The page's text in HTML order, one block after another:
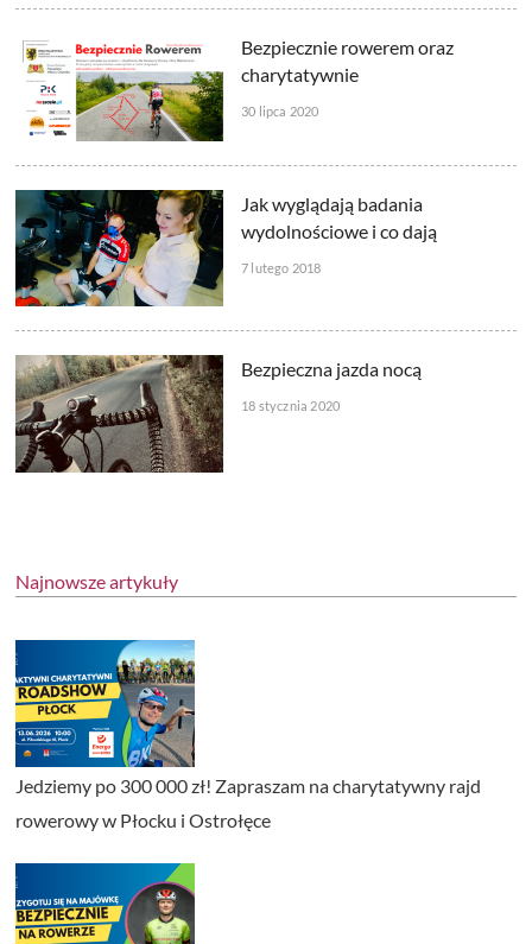
Bezpiecznie rowerem oraz
charytatywnie
30 lipca 2020
Jak wyglądają badania
wydolnościowe i co dają
7 lutego 2018
Bezpieczna jazda nocą
18 stycznia 2020
Najnowsze artykuły
Jedziemy po 300 000 zł! Zapraszam na charytatywny rajd
rowerowy w Płocku i Ostrołęce